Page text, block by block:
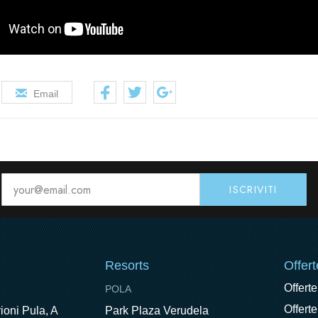
Email
Pula, A
Resorts
POLA
Park Plaza Verudela